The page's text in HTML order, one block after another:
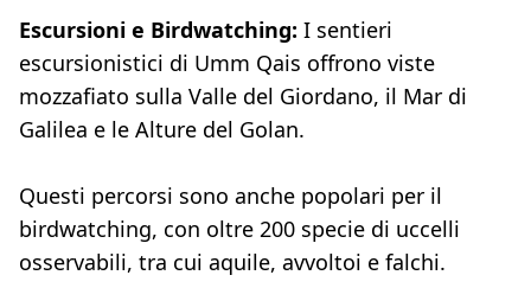
Escursioni e Birdwatching: I sentieri
escursionistici di Umm Qais offrono viste
mozzafiato sulla Valle del Giordano, il Mar di
Galilea e le Alture del Golan.
Questi percorsi sono anche popolari per il
birdwatching, con oltre 200 specie di uccelli
osservabili, tra cui aquile, avvoltoi e falchi.